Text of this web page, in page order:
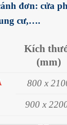
đơn: cửa
cư,….
Kích
(mm)
800 x
900 x